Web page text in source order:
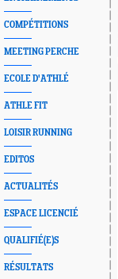
COMPÉTITIONS
MEETING PERCHE
ECOLE D'ATHLÉ
ATHLE FIT
LOISIR RUNNING
EDITOS
ACTUALITÉS
ESPACE LICENCIÉ
QUALIFIÉ(E)S
RÉSULTATS